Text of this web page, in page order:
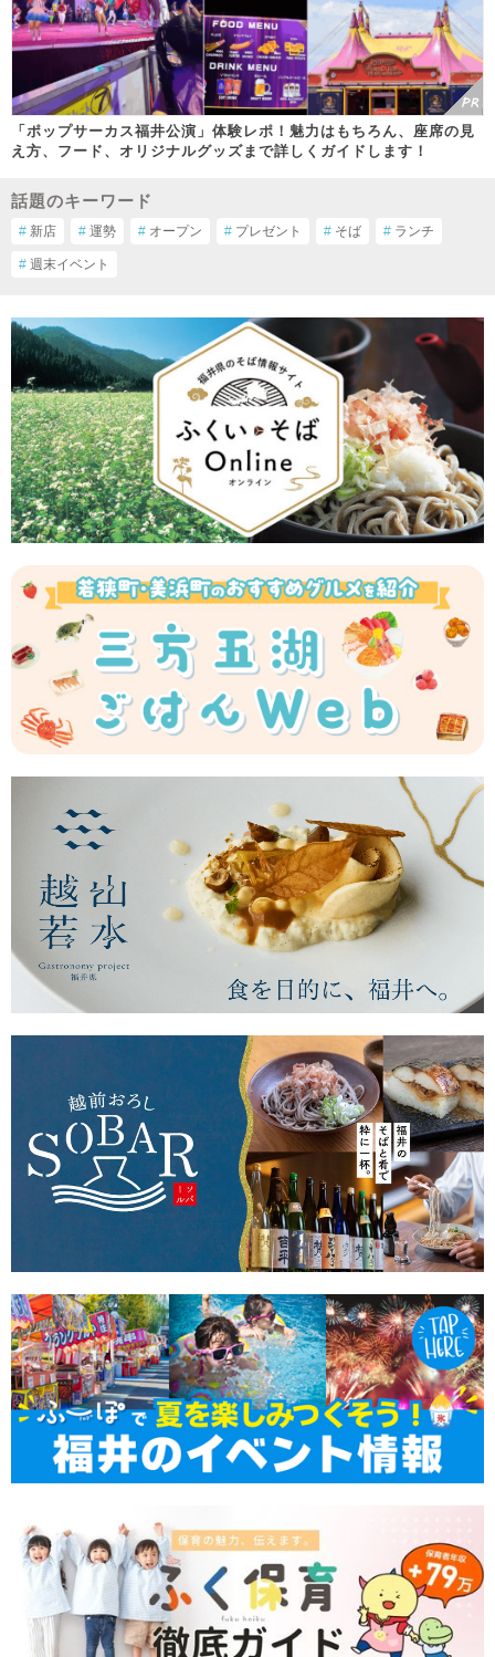
「ポップサーカス福井公演」体験レポ！魅力はもちろん、座席の見
え方、フード、オリジナルグッズまで詳しくガイドします！
話題のキーワード
# 新店 # 運勢 # オープン # プレゼント # そば # ランチ
# 週末イベント